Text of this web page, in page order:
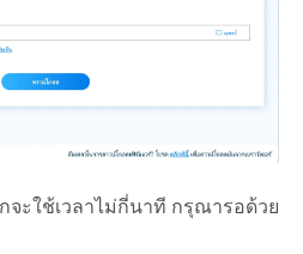
จะใช้เวลาไม่กี่นาที กรุณารอด้วย